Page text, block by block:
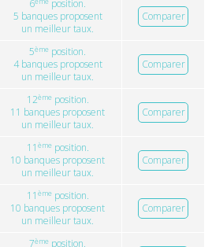
6
position.
5 banques proposent
un meilleur taux.
Comparer
5ème position.
4 banques proposent
un meilleur taux.
Comparer
12èmeposition.
11 banques proposent
un meilleur taux.
Comparer
11 èmeposition.
10 banques proposent
un meilleur taux.
Comparer
11 èmeposition.
10 banques proposent
un meilleur taux.
Comparer
7ème position.